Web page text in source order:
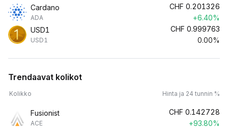
Cardano
ADA
CHF 0.201326
+6.40%
USD1
USD1
CHF 0.999763
0.00%
Trendaavat kolikot
Kolikko Hinta ja 24 tunnin %
Fusionist
ACE
CHF 0.142728
+93.80%